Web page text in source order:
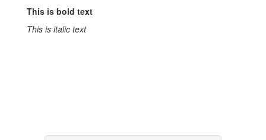
This is bold text
This is italic text